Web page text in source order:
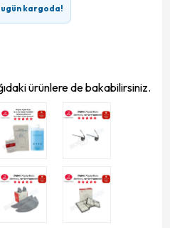
kargoda!
ürünlere de bakabilirsiniz.